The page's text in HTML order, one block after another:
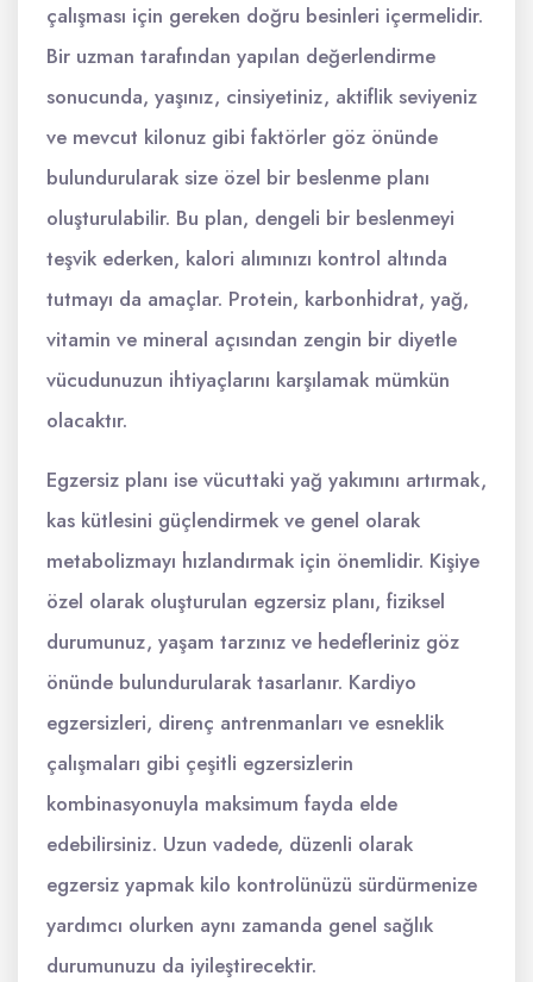
çalışması için gereken doğru besinleri içermelidir.
Bir uzman tarafından yapılan değerlendirme
sonucunda, yaşınız, cinsiyetiniz, aktiflik seviyeniz
ve mevcut kilonuz gibi faktörler göz önünde
bulundurularak size özel bir beslenme planı
oluşturulabilir. Bu plan, dengeli bir beslenmeyi
teşvik ederken, kalori alımınızı kontrol altında
tutmayı da amaçlar. Protein, karbonhidrat, yağ,
vitamin ve mineral açısından zengin bir diyetle
vücudunuzun ihtiyaçlarını karşılamak mümkün
olacaktır.
Egzersiz planı ise vücuttaki yağ yakımını artırmak,
kas kütlesini güçlendirmek ve genel olarak
metabolizmayı hızlandırmak için önemlidir. Kişiye
özel olarak oluşturulan egzersiz planı, fiziksel
durumunuz, yaşam tarzınız ve hedefleriniz göz
önünde bulundurularak tasarlanır. Kardiyo
egzersizleri, direnç antrenmanları ve esneklik
çalışmaları gibi çeşitli egzersizlerin
kombinasyonuyla maksimum fayda elde
edebilirsiniz. Uzun vadede, düzenli olarak
egzersiz yapmak kilo kontrolünüzü sürdürmenize
yardımcı olurken aynı zamanda genel sağlık
durumunuzu da iyileştirecektir.